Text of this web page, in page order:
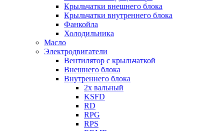
Крыльчатки внешнего блока
Крыльчатки внутреннего блока
Фанкойла
Холодильника
Масло
Электродвигатели
Вентилятор с крыльчаткой
Внешнего блока
Внутреннего блока
2х вальный
KSFD
RD
RPG
RPS